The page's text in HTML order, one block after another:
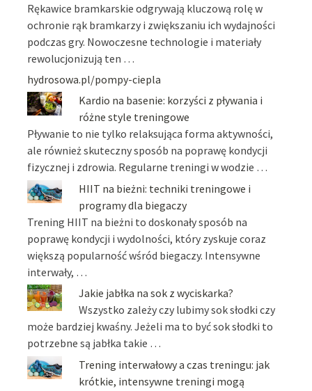
Rękawice bramkarskie odgrywają kluczową rolę w
ochronie rąk bramkarzy i zwiększaniu ich wydajności
podczas gry. Nowoczesne technologie i materiały
rewolucjonizują ten …
hydrosowa.pl/pompy-ciepla
Kardio na basenie: korzyści z pływania i
różne style treningowe
Pływanie to nie tylko relaksująca forma aktywności,
ale również skuteczny sposób na poprawę kondycji
fizycznej i zdrowia. Regularne treningi w wodzie …
HIIT na bieżni: techniki treningowe i
programy dla biegaczy
Trening HIIT na bieżni to doskonały sposób na
poprawę kondycji i wydolności, który zyskuje coraz
większą popularność wśród biegaczy. Intensywne
interwały, …
Jakie jabłka na sok z wyciskarka?
Wszystko zależy czy lubimy sok słodki czy
może bardziej kwaśny. Jeżeli ma to być sok słodki to
potrzebne są jabłka takie …
Trening interwałowy a czas treningu: jak
krótkie, intensywne treningi mogą